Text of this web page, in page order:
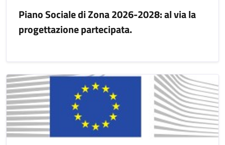
Piano Sociale di Zona 2026-2028: al via la
progettazione partecipata.